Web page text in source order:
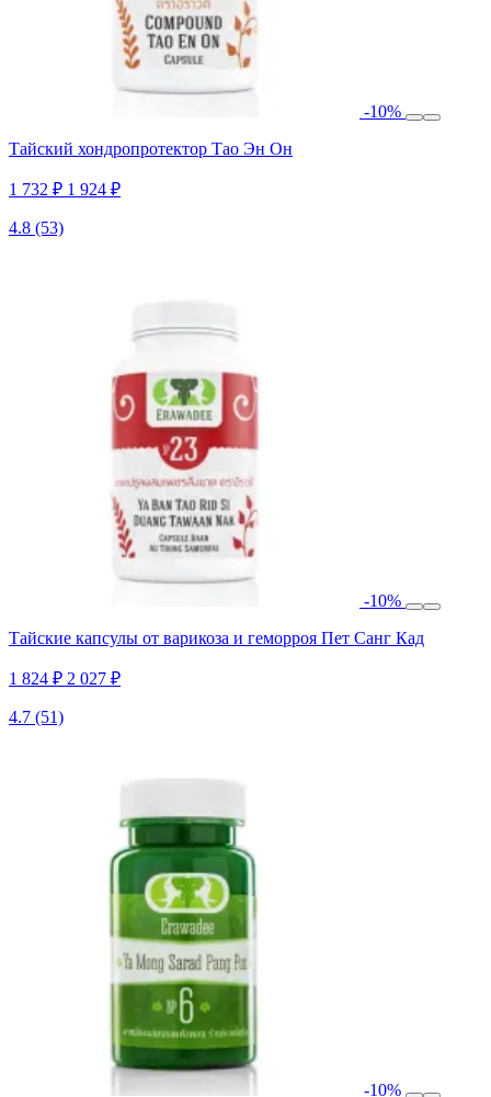
-10%
Тайский хондропротектор Тао Эн Он
1 732 ₽ 1 924 ₽
4.8 (53)
-10%
Тайские капсулы от варикоза и геморроя Пет Санг Кад
1 824 ₽ 2 027 ₽
4.7 (51)
-10%